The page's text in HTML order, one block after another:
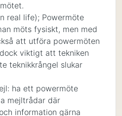
real life); Powermöte
möts fysiskt, men med
att utföra powermöten
viktigt att tekniken
teknikkrångel slukar
ha ett powermöte
mejltrådar där
information gärna